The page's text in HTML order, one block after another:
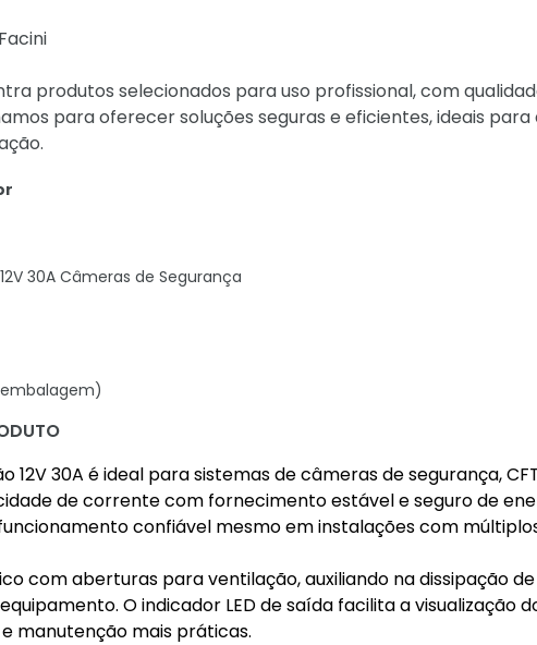
produtos selecionados para uso profissional, com
para oferecer soluções seguras e eficientes, ideais
30A Câmeras de Segurança
12V 30A é ideal para sistemas de câmeras de segurança,
de corrente com fornecimento estável e seguro de
confiável mesmo em instalações com
com aberturas para ventilação, auxiliando na dissipação
O indicador LED de saída facilita a visualização
manutenção mais práticas.